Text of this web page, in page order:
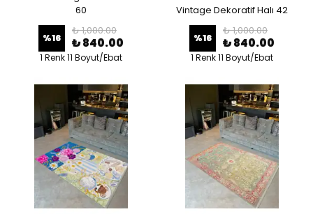
60
%16
₺ 1,000.00
₺ 840.00
1 Renk 11 Boyut/Ebat
Vintage Dekoratif Halı 42
%16
₺ 1,000.00
₺ 840.00
1 Renk 11 Boyut/Ebat